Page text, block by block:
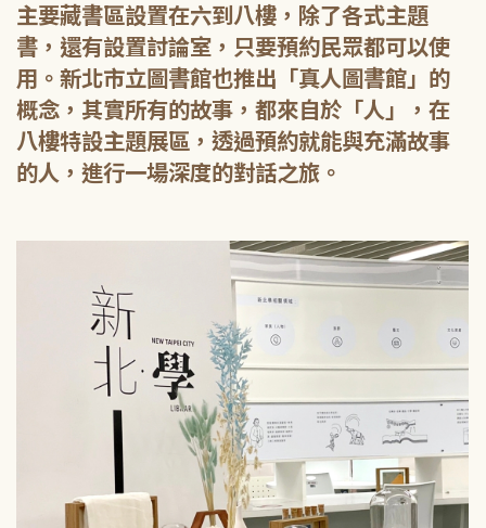
主要藏書區設置在六到八樓，除了各式主題
書，還有設置討論室，只要預約民眾都可以使
用。新北市立圖書館也推出「真人圖書館」的
概念，其實所有的故事，都來自於「人」，在
八樓特設主題展區，透過預約就能與充滿故事
的人，進行一場深度的對話之旅。